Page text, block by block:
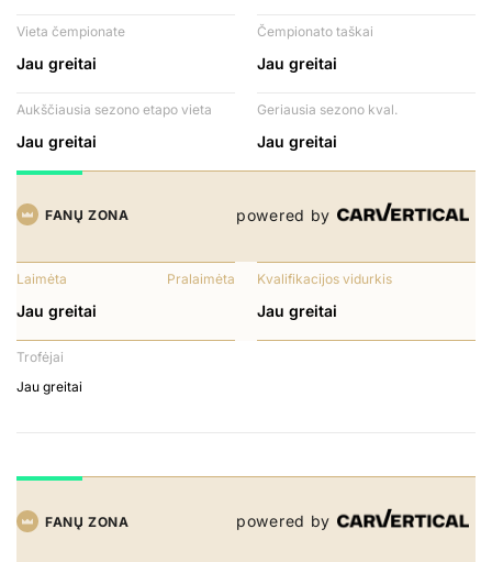
Trofėjai
Jau greitai
Vieta čempionate
Jau greitai
Čempionato taškai
Jau greitai
Aukščiausia sezono etapo vieta
Jau greitai
Geriausia sezono kval.
Jau greitai
FANŲ ZONA powered by
Laimėta Pralaimėta
Jau greitai
Kvalifikacijos vidurkis
Jau greitai
FANŲ ZONA powered by